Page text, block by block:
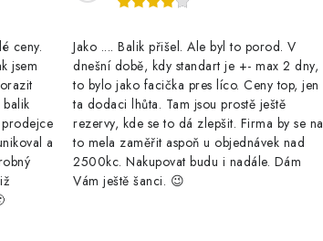
ceny.
jsem
a
Jako .... Balik přišel. Ale byl to porod. V
dnešní době, kdy standart je +- max 2 dny,
to bylo jako facička pres líco. Ceny top, jen
ta dodaci lhůta. Tam jsou prostě ještě
rezervy, kde se to dá zlepšit. Firma by se na
to mela zaměřit aspoň u objednávek nad
2500kc. Nakupovat budu i nadále. Dám
Vám ještě šanci. 😉